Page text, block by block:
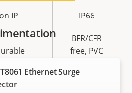
IP IP66
BFR/CFR
free, PVC
Ethernet Surge